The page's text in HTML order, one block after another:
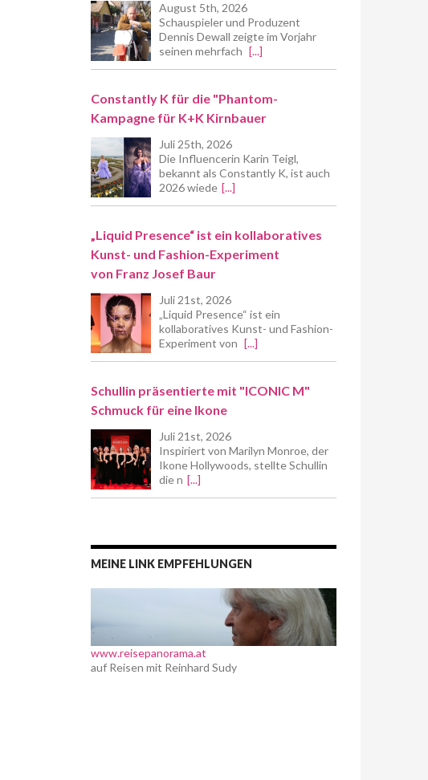
August 5th, 2026
Schauspieler und Produzent
Dennis Dewall zeigte im Vorjahr
seinen mehrfach [...]
Constantly K für die "Phantom-
Kampagne für K+K Kirnbauer
Juli 25th, 2026
Die Influencerin Karin Teigl,
bekannt als Constantly K, ist auch
2026 wiede [...]
„Liquid Presence“ ist ein kollaboratives
Kunst- und Fashion-Experiment
von Franz Josef Baur
Juli 21st, 2026
„Liquid Presence“ ist ein
kollaboratives Kunst- und Fashion-
Experiment von [...]
Schullin präsentierte mit "ICONIC M"
Schmuck für eine Ikone
Juli 21st, 2026
Inspiriert von Marilyn Monroe, der
Ikone Hollywoods, stellte Schullin
die n [...]
MEINE LINK EMPFEHLUNGEN
www.reisepanorama.at
auf Reisen mit Reinhard Sudy